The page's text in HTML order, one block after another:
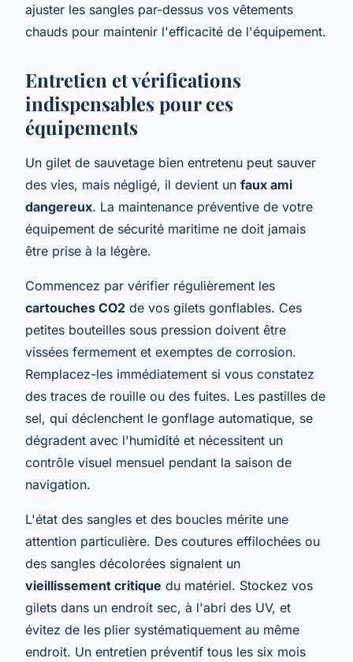
ajuster les sangles par-dessus vos vêtements
chauds pour maintenir l'efficacité de l'équipement.
Entretien et vérifications
indispensables pour ces
équipements
Un gilet de sauvetage bien entretenu peut sauver
des vies, mais négligé, il devient un faux ami
dangereux. La maintenance préventive de votre
équipement de sécurité maritime ne doit jamais
être prise à la légère.
Commencez par vérifier régulièrement les
cartouches CO2 de vos gilets gonflables. Ces
petites bouteilles sous pression doivent être
vissées fermement et exemptes de corrosion.
Remplacez-les immédiatement si vous constatez
des traces de rouille ou des fuites. Les pastilles de
sel, qui déclenchent le gonflage automatique, se
dégradent avec l'humidité et nécessitent un
contrôle visuel mensuel pendant la saison de
navigation.
L'état des sangles et des boucles mérite une
attention particulière. Des coutures effilochées ou
des sangles décolorées signalent un
vieillissement critique du matériel. Stockez vos
gilets dans un endroit sec, à l'abri des UV, et
évitez de les plier systématiquement au même
endroit. Un entretien préventif tous les six mois